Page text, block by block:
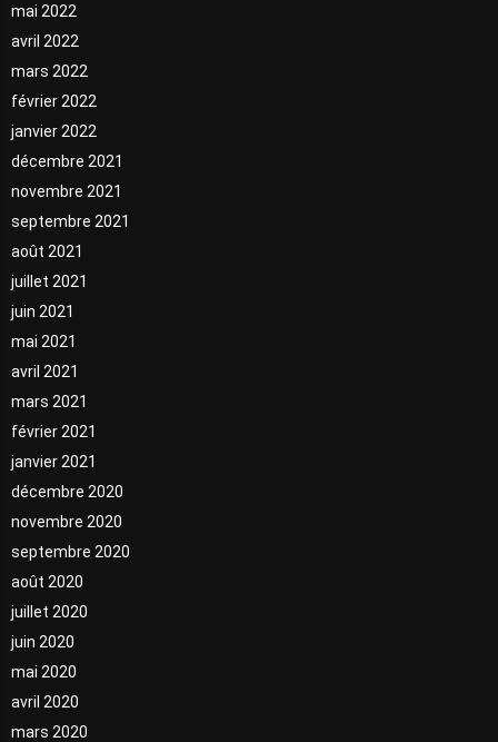
mai 2022
avril 2022
mars 2022
février 2022
janvier 2022
décembre 2021
novembre 2021
septembre 2021
août 2021
juillet 2021
juin 2021
mai 2021
avril 2021
mars 2021
février 2021
janvier 2021
décembre 2020
novembre 2020
septembre 2020
août 2020
juillet 2020
juin 2020
mai 2020
avril 2020
mars 2020